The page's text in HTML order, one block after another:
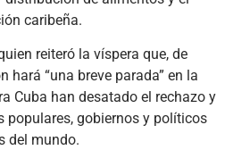
caribeña.
reiteró la víspera que, de
hará “una breve parada” en la
Cuba han desatado el rechazo y
populares, gobiernos y políticos
del mundo.